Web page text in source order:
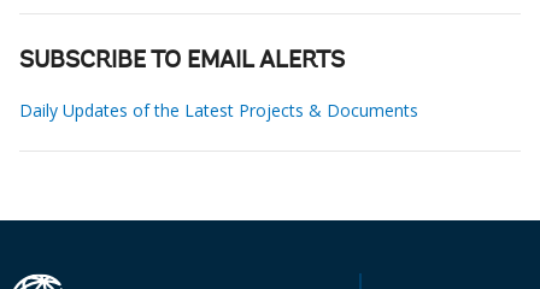
SUBSCRIBE TO EMAIL ALERTS
Daily Updates of the Latest Projects & Documents